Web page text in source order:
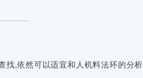
找,依然可以适宜和人机料法环的分析